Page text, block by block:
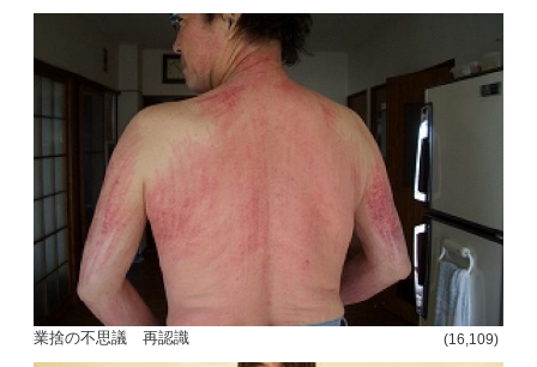
業捨の不思議 再認識 (16,109)